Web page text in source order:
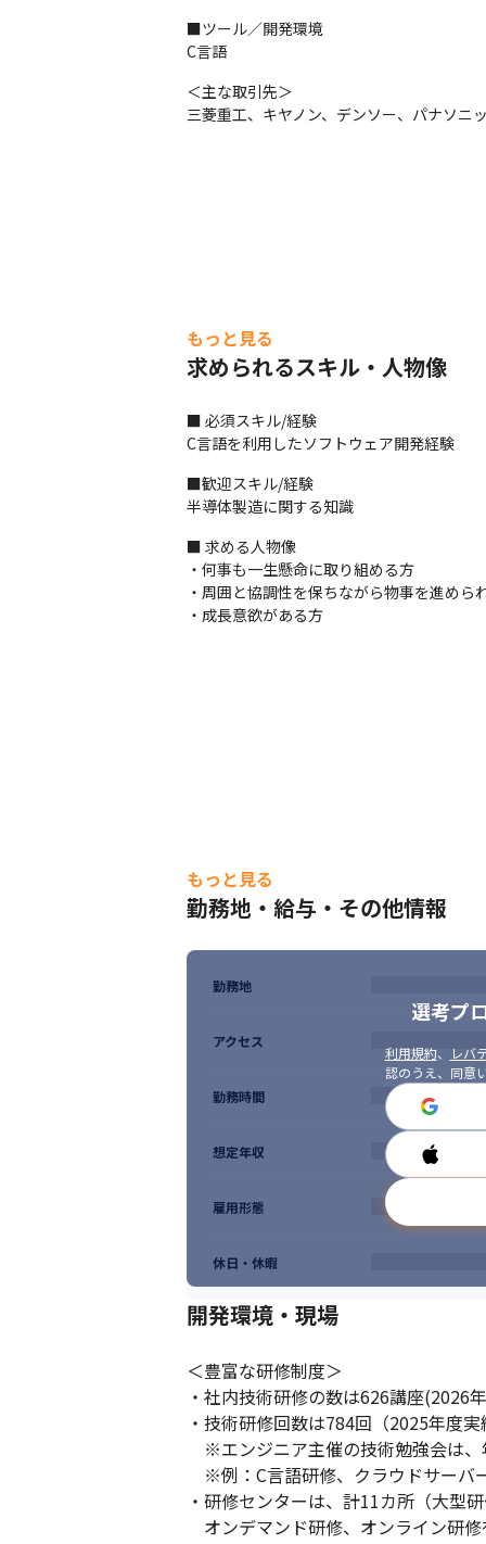
■ツール／開発環境
C言語
＜主な取引先＞
三菱重工、キヤノン、デンソー、パナソニ
もっと見る
求められるスキル・人物像
■ 必須スキル/経験
C言語を利用したソフトウェア開発経験
■歓迎スキル/経験
半導体製造に関する知識
■ 求める人物像
・何事も一生懸命に取り組める方
・周囲と協調性を保ちながら物事を進めら
・成長意欲がある方
もっと見る
勤務地・給与・その他情報
選考プ
利用規約、
レバ
認のうえ、同意
勤務地
アクセス
勤務時間
想定年収
雇用形態
休日・休暇
開発環境・現場
＜豊富な研修制度＞
・社内技術研修の数は626講座(2026
・技術研修回数は784回（2025年度
※エンジニア主催の技術勉強会は
※例：C言語研修、クラウドサーバ
・研修センターは、計11カ所（大型
オンデマンド研修、オンライン研